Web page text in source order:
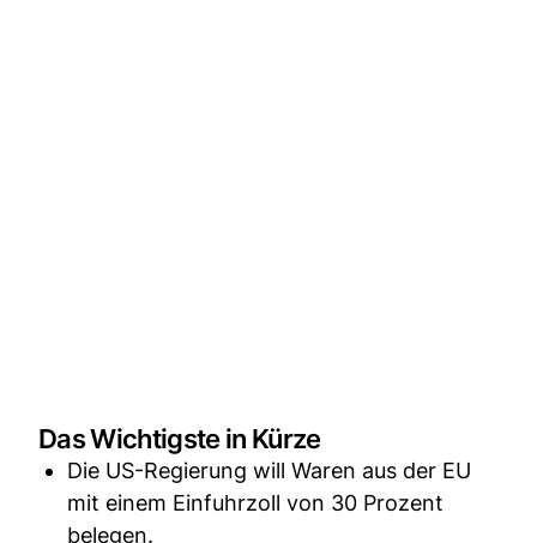
Das Wichtigste in Kürze
Die US-Regierung will Waren aus der EU
mit einem Einfuhrzoll von 30 Prozent
belegen.